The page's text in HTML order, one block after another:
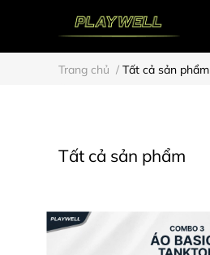
Trang chủ / Tất cả sản phẩm
Tất cả sản phẩm